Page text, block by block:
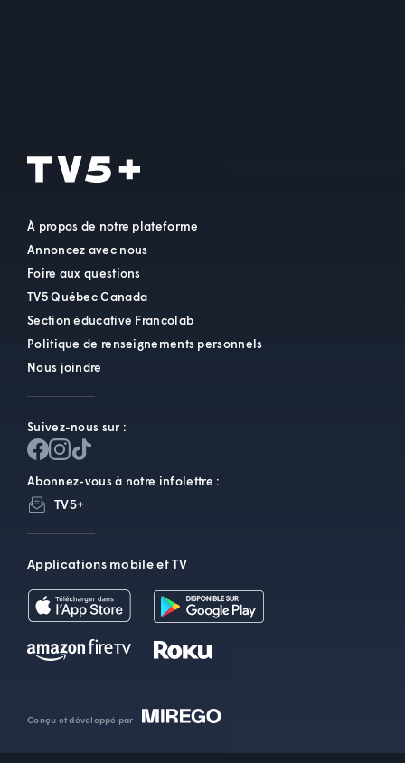
À propos de notre plateforme
Annoncez avec nous
Foire aux questions
TV5 Québec Canada
Section éducative Francolab
Politique de renseignements personnels
Nous joindre
Suivez-nous sur :
Abonnez-vous à notre infolettre :
TV5+
Applications mobile et TV
Conçu et développé par